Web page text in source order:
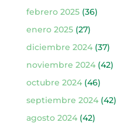
febrero 2025(36)
enero 2025(27)
diciembre 2024(37)
noviembre 2024(42)
octubre 2024(46)
septiembre 2024(42)
agosto 2024(42)